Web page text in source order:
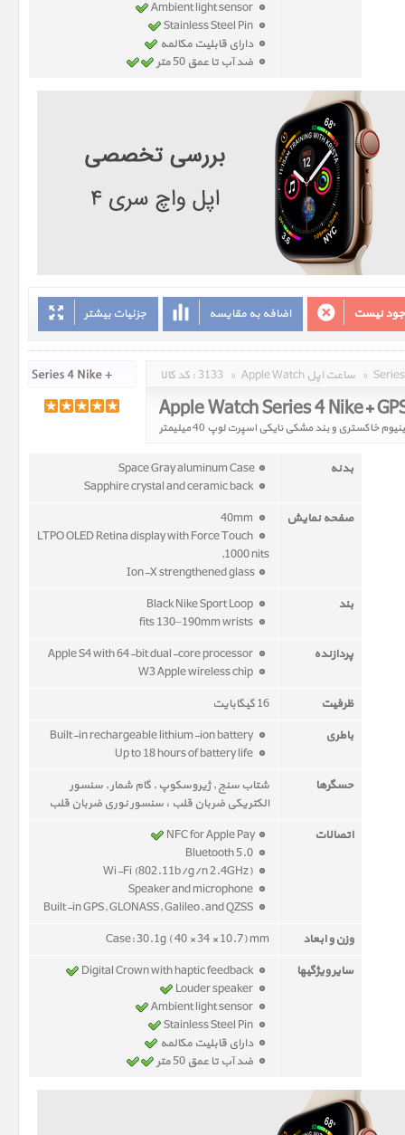
دارای قابلیت مکالمه
ضد آب تا عمق 50 متر
جزئیات بیشتر اضافه به مقایسه نیست
کد کالا : 3133 » Apple Watch ساعت اپل »
بدنه
Space Gray aluminum Case
صفحه نمایش
LTPO OLED Retina display with Force Touch
,1000 nits
Ion-X strengthened glass
بند
پردازنده
ظرفیت
16 گیگابایت
باطری
حسگرها
شتاب سنج , ژیروسکوپ , گام شمار , سنسور
الکتریکی ضربان قلب ، سنسور نوری ضربان قلب
اتصالات
NFC for Apple Pay
وزن و ابعاد
Case: 30.1g ( 40 × 34 × 10.7) mm
سایر ویژگیها
دارای قابلیت مکالمه
ضد آب تا عمق 50 متر